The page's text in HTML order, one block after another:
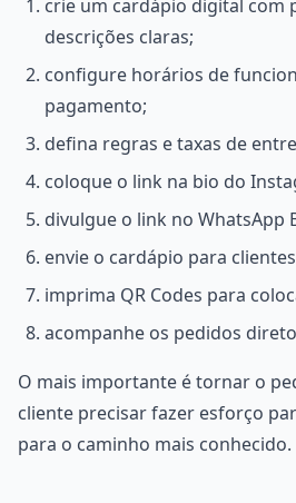
crie um cardápio digital com
descrições claras;
configure horários de
pagamento;
defina regras e taxas de
coloque o link na bio do
divulgue o link no WhatsApp
envie o cardápio para
imprima QR Codes para
acompanhe os pedidos
O mais importante é tornar o
cliente precisar fazer esforço
para o caminho mais conhecido.